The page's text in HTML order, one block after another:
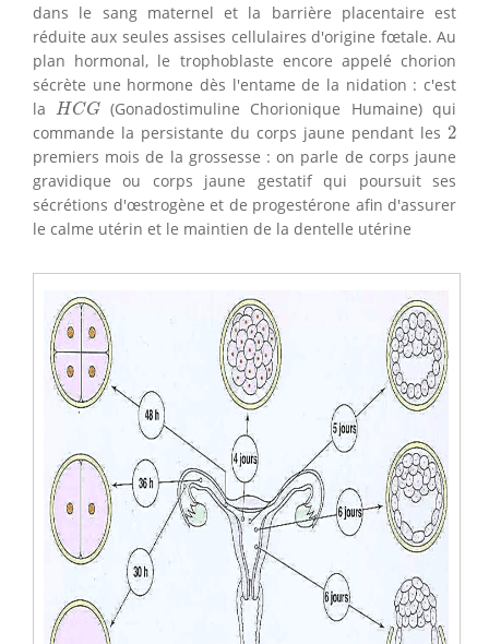
dans le sang maternel et la barrière placentaire est
réduite aux seules assises cellulaires d'origine fœtale. Au
plan hormonal, le trophoblaste encore appelé chorion
sécrète une hormone dès l'entame de la nidation : c'est
la HCG
HCG (Gonadostimuline Chorionique Humaine) qui
commande la persistante du corps jaune pendant les 2
2
premiers mois de la grossesse : on parle de corps jaune
gravidique ou corps jaune gestatif qui poursuit ses
sécrétions d'œstrogène et de progestérone afin d'assurer
le calme utérin et le maintien de la dentelle utérine